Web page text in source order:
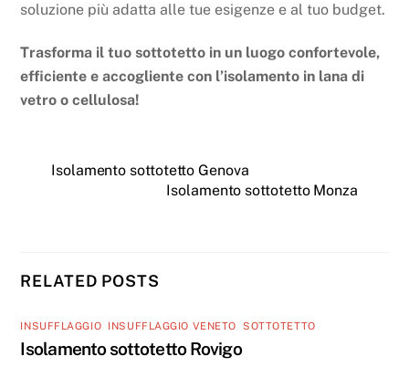
soluzione più adatta alle tue esigenze e al tuo budget.
Trasforma il tuo sottotetto in un luogo confortevole,
efficiente e accogliente con l’isolamento in lana di
vetro o cellulosa!
Isolamento sottotetto Genova
Isolamento sottotetto Monza
RELATED POSTS
INSUFFLAGGIO INSUFFLAGGIO VENETO ,SOTTOTETTO
Isolamento sottotetto Rovigo